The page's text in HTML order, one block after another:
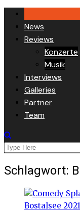
Skip
content
News
Reviews
Konzerte
Musik
Interviews
Galleries
Partner
Team
Schlagwort: